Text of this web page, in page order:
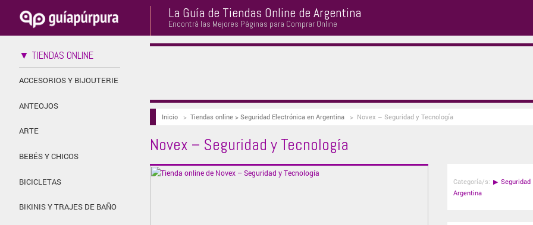
La Guía de Tiendas Online de Argentina
Encontrá las Mejores Páginas para Comprar Online
▼ TIENDAS ONLINE
ACCESORIOS Y BIJOUTERIE
ANTEOJOS
ARTE
BEBÉS Y CHICOS
BICICLETAS
BIKINIS Y TRAJES DE BAÑO
Inicio> Tiendas online > Seguridad Electrónica en Argentina> Novex – Seguridad y Tecnología
Novex – Seguridad y Tecnología
Categoría/s: ▶
Argentina